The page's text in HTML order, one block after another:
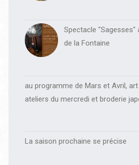
Spectacle "Sagesses"
de la Fontaine
au programme de Mars et Avril,
ateliers du mercredi et broderie
La saison prochaine se précise